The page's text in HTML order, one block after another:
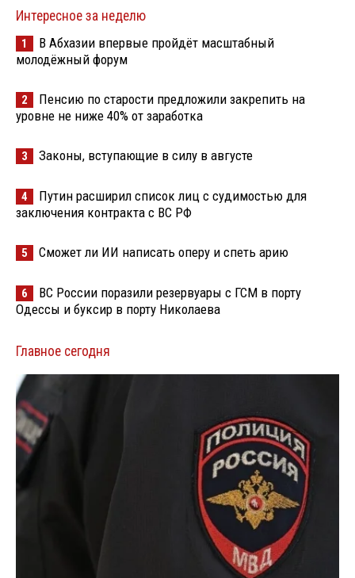
Интересное за неделю
1
В Абхазии впервые пройдёт масштабный
молодёжный форум
2
Пенсию по старости предложили закрепить на
уровне не ниже 40% от заработка
3 Законы, вступающие в силу в августе
4
Путин расширил список лиц с судимостью для
заключения контракта с ВС РФ
5 Сможет ли ИИ написать оперу и спеть арию
6
ВС России поразили резервуары с ГСМ в порту
Одессы и буксир в порту Николаева
Главное сегодня